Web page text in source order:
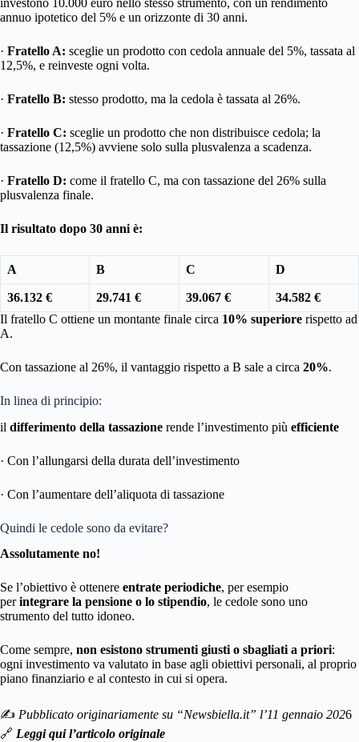
annuo ipotetico del 5% e un orizzonte di 30 anni.
· Fratello A: sceglie un prodotto con cedola annuale del 5%, tassata al
12,5%, e reinveste ogni volta.
· Fratello B: stesso prodotto, ma la cedola è tassata al 26%.
· Fratello C: sceglie un prodotto che non distribuisce cedola; la
tassazione (12,5%) avviene solo sulla plusvalenza a scadenza.
· Fratello D: come il fratello C, ma con tassazione del 26% sulla
plusvalenza finale.
Il risultato dopo 30 anni è:
A B C D
36.132 € 29.741 € 39.067 €
34.582 €
Il fratello C ottiene un montante finale circa 10% superiore rispetto ad
A.
Con tassazione al 26%, il vantaggio rispetto a B sale a circa 20%.
In linea di principio:
il differimento della tassazione rende l’investimento più efficiente
· Con l’allungarsi della durata dell’investimento
· Con l’aumentare dell’aliquota di tassazione
Quindi le cedole sono da evitare?
Assolutamente no!
Se l’obiettivo è ottenere entrate periodiche, per esempio
perintegrare la pensione o lo stipendio, le cedole sono uno
strumento del tutto idoneo.
Come sempre, non esistono strumenti giusti o sbagliati a priori:
ogni investimento va valutato in base agli obiettivi personali, al proprio
piano finanziario e al contesto in cui si opera.
✍️ Pubblicato originariamente su “Newsbiella.it” l’11 gennaio 2026
🔗 Leggi qui l’articolo originale